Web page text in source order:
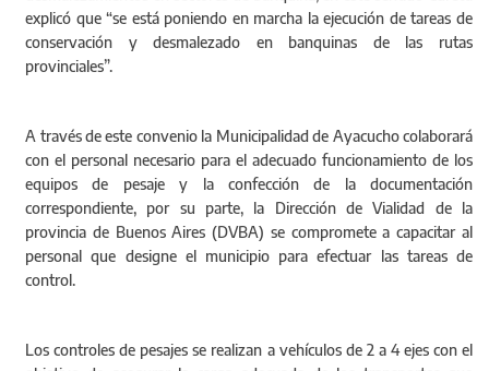
explicó que “se está poniendo en marcha la ejecución de tareas de
conservación y desmalezado en banquinas de las rutas
provinciales”.
A través de este convenio la Municipalidad de Ayacucho colaborará
con el personal necesario para el adecuado funcionamiento de los
equipos de pesaje y la confección de la documentación
correspondiente, por su parte, la Dirección de Vialidad de la
provincia de Buenos Aires (DVBA) se compromete a capacitar al
personal que designe el municipio para efectuar las tareas de
control.
Los controles de pesajes se realizan a vehículos de 2 a 4 ejes con el